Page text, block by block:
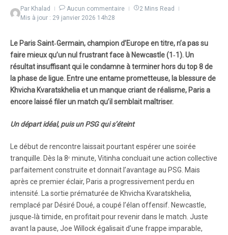
Par Khalad Aucun commentaire
2 Mins Read
Mis à jour : 29 janvier 2026 14h28
Le Paris Saint‑Germain, champion d’Europe en titre, n’a pas su
faire mieux qu’un nul frustrant face à Newcastle (1‑1). Un
résultat insuffisant qui le condamne à terminer hors du top 8 de
la phase de ligue. Entre une entame prometteuse, la blessure de
Khvicha Kvaratskhelia et un manque criant de réalisme, Paris a
encore laissé filer un match qu’il semblait maîtriser.
Un départ idéal, puis un PSG qui s’éteint
Le début de rencontre laissait pourtant espérer une soirée
tranquille. Dès la 8ᵉ minute, Vitinha concluait une action collective
parfaitement construite et donnait l’avantage au PSG. Mais
après ce premier éclair, Paris a progressivement perdu en
intensité. La sortie prématurée de Khvicha Kvaratskhelia,
remplacé par Désiré Doué, a coupé l’élan offensif. Newcastle,
jusque‑là timide, en profitait pour revenir dans le match. Juste
avant la pause, Joe Willock égalisait d’une frappe imparable,